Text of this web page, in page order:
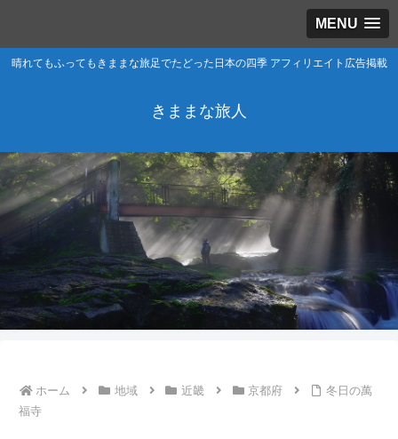
MENU
晴れてもふってもきままな旅足でたどった日本の四季 アフィリエイト広告掲載
きままな旅人
ホーム 地域 近畿 京都府
冬日の萬
福寺